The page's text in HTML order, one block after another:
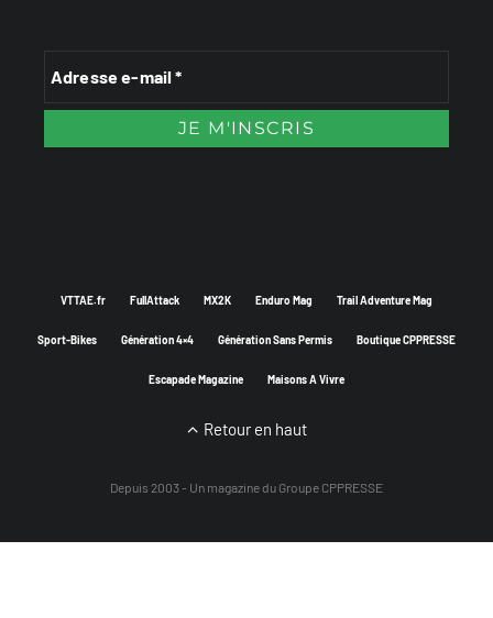
VTTAE.fr FullAttack MX2K Enduro Mag Trail Adventure Mag
Sport-Bikes Génération 4×4 Génération Sans Permis Boutique CPPRESSE
Escapade Magazine Maisons A Vivre
Retour en haut
Depuis 2003 - Un magazine du Groupe CPPRESSE